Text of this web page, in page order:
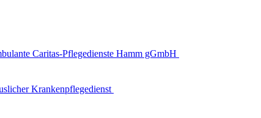
Caritas-Pflegedienste Hamm gGmbH
Krankenpflegedienst